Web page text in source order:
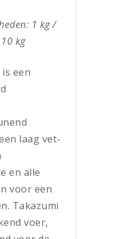
1 kg /
kg
een
laag vet-
en alle
voor een
Takazumi
voer,